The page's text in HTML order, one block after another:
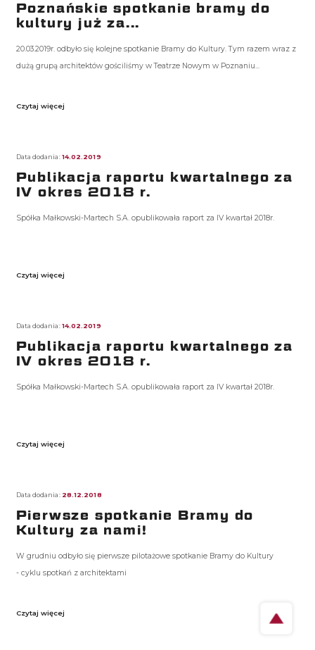
Poznańskie spotkanie bramy do
kultury już za...
20.03.2019r. odbyło się kolejne spotkanie Bramy do Kultury. Tym razem wraz z
dużą grupą architektów gościliśmy w Teatrze Nowym w Poznaniu...
Czytaj więcej
Data dodania:14.02.2019
Publikacja raportu kwartalnego za
IV okres 2018 r.
Spółka Małkowski-Martech S.A. opublikowała raport za IV kwartał 2018r.
Czytaj więcej
Data dodania:14.02.2019
Publikacja raportu kwartalnego za
IV okres 2018 r.
Spółka Małkowski-Martech S.A. opublikowała raport za IV kwartał 2018r.
Czytaj więcej
Data dodania: 28.12.2018
Pierwsze spotkanie Bramy do
Kultury za nami!
W grudniu odbyło się pierwsze pilotażowe spotkanie Bramy do Kultury
- cyklu spotkań z architektami
Czytaj więcej